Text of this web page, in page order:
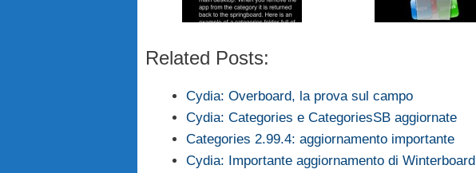
Related Posts:
Cydia: Overboard, la prova sul campo
Cydia: Categories e CategoriesSB aggiornate
Categories 2.99.4: aggiornamento importante
Cydia: Importante aggiornamento di Winterboard